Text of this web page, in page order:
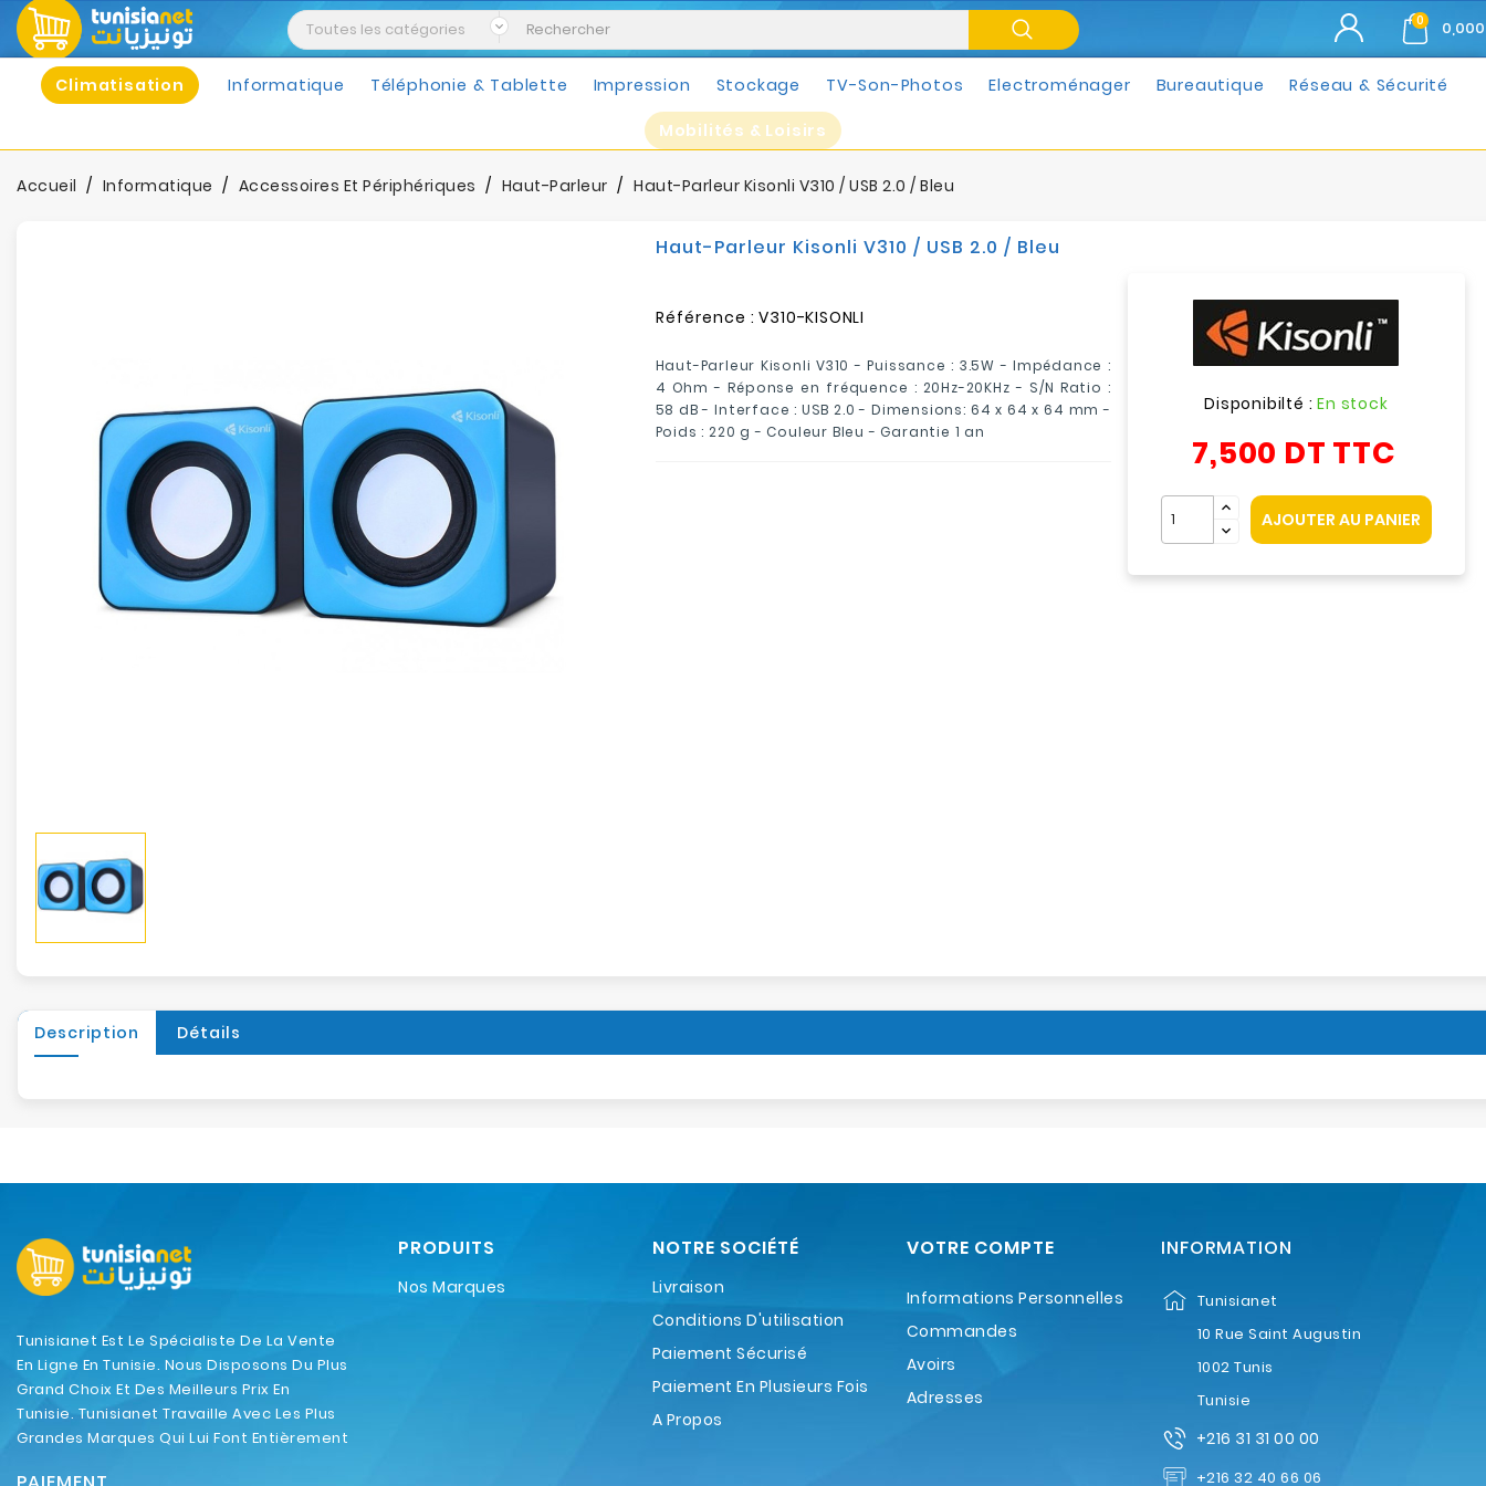
0
Climatisation Informatique Téléphonie & Tablette Impression Stockage TV-Son-Photos Electroménager Bureautique Réseau & Sécurité
Mobilités & Loisirs
Accueil Informatique Accessoires Et Périphériques Haut-Parleur Haut-Parleur Kisonli V310 / USB 2.0 / Bleu
Haut-Parleur Kisonli V310 / USB 2.0 / Bleu
Référence : V310-KISONLI
Haut-Parleur Kisonli V310 - Puissance : 3.5W - Impédance :
4 Ohm - Réponse en fréquence : 20Hz-20KHz - S/N Ratio :
58 dB - Interface : USB 2.0 - Dimensions: 64 x 64 x 64 mm -
Poids : 220 g - Couleur Bleu - Garantie 1 an
Disponibilté :En stock
7,500 DT TTC
AJOUTER AU PANIER
Description Détails
Tunisianet Est Le Spécialiste De La Vente
En Ligne En Tunisie. Nous Disposons Du Plus
Grand Choix Et Des Meilleurs Prix En
Tunisie. Tunisianet Travaille Avec Les Plus
Grandes Marques Qui Lui Font Entièrement
PRODUITS
Nos Marques
NOTRE SOCIÉTÉ
Livraison
Conditions D'utilisation
Paiement Sécurisé
Paiement En Plusieurs Fois
A Propos
VOTRE COMPTE
Informations Personnelles
Commandes
Avoirs
Adresses
INFORMATION
Tunisianet
10 Rue Saint Augustin
1002 Tunis
Tunisie
+216 31 31 00 00
+216 32 40 66 06